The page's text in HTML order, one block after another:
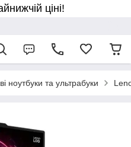
ціні!
ноутбуки та ультрабуки